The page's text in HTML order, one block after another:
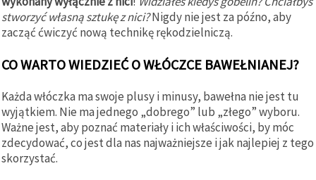
stworzyć własną sztukę z nici?Nigdy nie jest za późno, aby
zacząć ćwiczyć nową technikę rękodzielniczą.
CO WARTO WIEDZIEĆ O WŁÓCZCE BAWEŁNIANEJ?
Każda włóczka ma swoje plusy i minusy, bawełna nie jest tu
wyjątkiem. Nie ma jednego „dobrego” lub „złego” wyboru.
Ważne jest, aby poznać materiały i ich właściwości, by móc
zdecydować, co jest dla nas najważniejsze i jak najlepiej z tego
skorzystać.